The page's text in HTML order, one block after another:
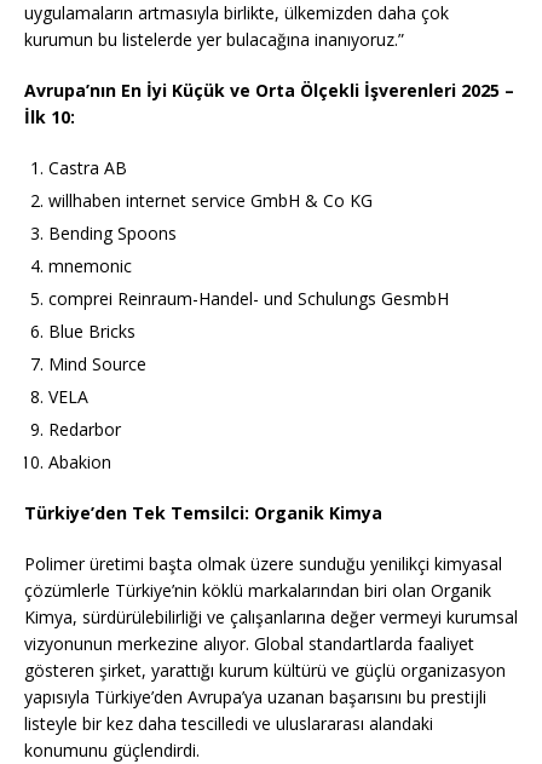
uygulamaların artmasıyla birlikte, ülkemizden daha çok
kurumun bu listelerde yer bulacağına inanıyoruz.”
Avrupa’nın En İyi Küçük ve Orta Ölçekli İşverenleri 2025 –
İlk 10:
Castra AB
willhaben internet service GmbH & Co KG
Bending Spoons
mnemonic
comprei Reinraum-Handel- und Schulungs GesmbH
Blue Bricks
Mind Source
VELA
Redarbor
Abakion
Türkiye’den Tek Temsilci: Organik Kimya
Polimer üretimi başta olmak üzere sunduğu yenilikçi kimyasal
çözümlerle Türkiye’nin köklü markalarından biri olan Organik
Kimya, sürdürülebilirliği ve çalışanlarına değer vermeyi kurumsal
vizyonunun merkezine alıyor. Global standartlarda faaliyet
gösteren şirket, yarattığı kurum kültürü ve güçlü organizasyon
yapısıyla Türkiye’den Avrupa’ya uzanan başarısını bu prestijli
listeyle bir kez daha tescilledi ve uluslararası alandaki
konumunu güçlendirdi.